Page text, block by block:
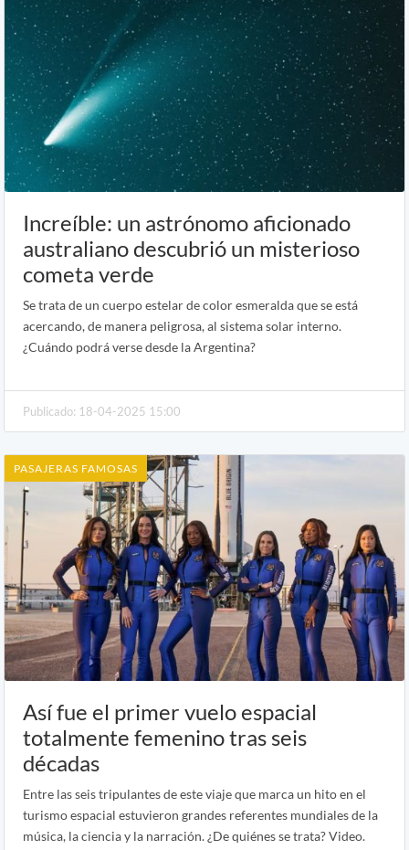
Increíble: un astrónomo aficionado
australiano descubrió un misterioso
cometa verde
Se trata de un cuerpo estelar de color esmeralda que se está
acercando, de manera peligrosa, al sistema solar interno.
¿Cuándo podrá verse desde la Argentina?
Publicado: 18-04-2025 15:00
PASAJERAS FAMOSAS
Así fue el primer vuelo espacial
totalmente femenino tras seis
décadas
Entre las seis tripulantes de este viaje que marca un hito en el
turismo espacial estuvieron grandes referentes mundiales de la
música, la ciencia y la narración. ¿De quiénes se trata? Video.